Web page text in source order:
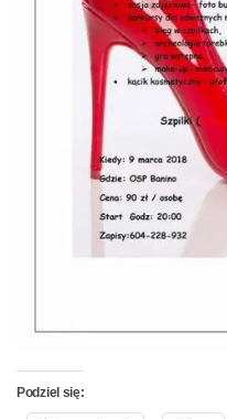
Podziel się: